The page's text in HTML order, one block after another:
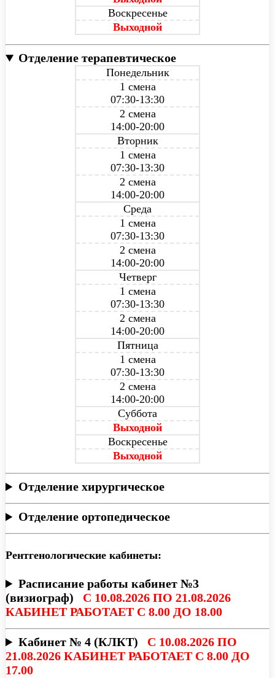
Воскресенье
Выходной
Отделение терапевтическое
Понедельник
1 смена
07:30-13:30
2 смена
14:00-20:00
Вторник
1 смена
07:30-13:30
2 смена
14:00-20:00
Среда
1 смена
07:30-13:30
2 смена
14:00-20:00
Четверг
1 смена
07:30-13:30
2 смена
14:00-20:00
Пятница
1 смена
07:30-13:30
2 смена
14:00-20:00
Суббота
Выходной
Воскресенье
Выходной
Отделение хирургическое
Отделение ортопедическое
Рентгенологические кабинеты:
Расписание работы кабинет №3
(визиограф) C 10.08.2026 ПО 21.08.2026
КАБИНЕТ РАБОТАЕТ С 8.00 ДО 18.00
Кабинет № 4 (КЛКТ) C 10.08.2026 ПО
21.08.2026 КАБИНЕТ РАБОТАЕТ С 8.00 ДО
17.00